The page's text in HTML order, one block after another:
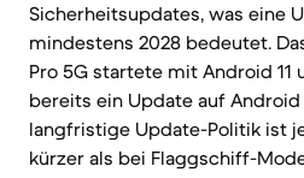
Sicherheitsupdates, was eine
mindestens 2028 bedeutet.
Pro 5G startete mit Android 11
bereits ein Update auf Android
langfristige Update-Politik ist
kürzer als bei Flaggschiff-